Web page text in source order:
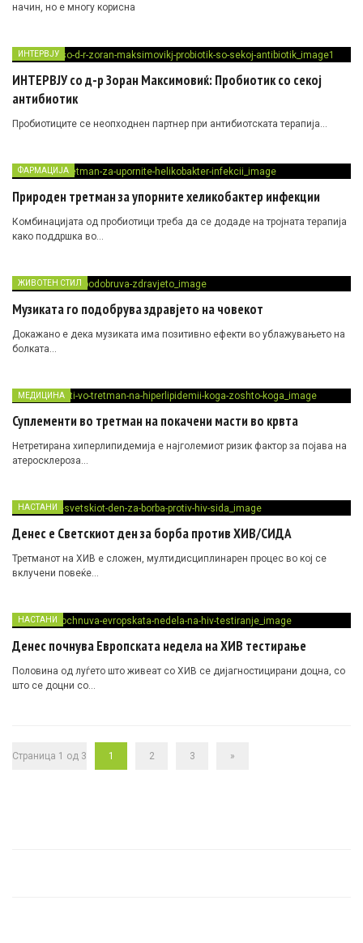
начин, но е многу корисна
ИНТЕРВЈУ
ИНТЕРВЈУ со д-р Зоран Максимовиќ: Пробиотик со секој
антибиотик
Пробиотиците се неопходнен партнер при антибиотската терапија…
ФАРМАЦИЈА
Природен третман за упорните хеликобактер инфекции
Комбинацијата од пробиотици треба да се додаде на тројната терапија
како поддршка во…
ЖИВОТЕН СТИЛ
Музиката го подобрува здравјето на човекот
Докажано е дека музиката има позитивно ефекти во ублажувањето на
болката…
МЕДИЦИНА
Суплементи во третман на покачени масти во крвта
Нетретирана хиперлипидемија е најголемиот ризик фактор за појава на
атеросклероза…
НАСТАНИ
Денес е Светскиот ден за борба против ХИВ/СИДА
Третманот на ХИВ е сложен, мултидисциплинарен процес во кој се
вклучени повеќе…
НАСТАНИ
Денес почнува Европската недела на ХИВ тестирање
Половина од луѓето што живеат со ХИВ се дијагностицирани доцна, со
што се доцни со…
Страница 1 од 3 1 2 3 »